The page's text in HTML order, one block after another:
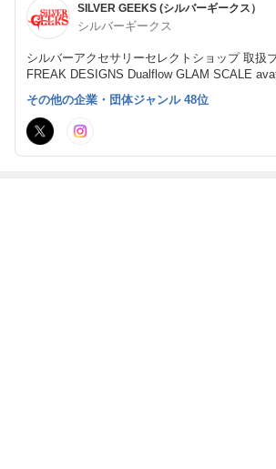
SILVER GEEKS (シルバーギークス）
シルバーギークス
シルバーアクセサリーセレクトショップ 取扱
FREAK DESIGNS Dualflow GLAM SCALE
e Pit Leather Works
その他の企業・団体ジャンル 48位